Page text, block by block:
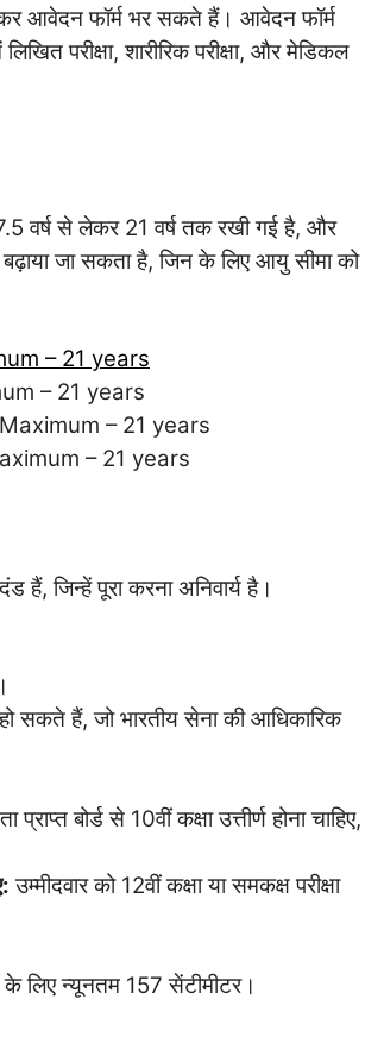
आवेदन फॉर्म भर सकते हैं। आवेदन फॉर्म
परीक्षा, शारीरिक परीक्षा, और मेडिकल
वर्ष से लेकर 21 वर्ष तक रखी गई है, और
जा सकता है, जिन के लिए आयु सीमा को
– 21 years
– 21 years
Maximum – 21 years
– 21 years
हैं, जिन्हें पूरा करना अनिवार्य है।
सकते हैं, जो भारतीय सेना की आधिकारिक
प्राप्त बोर्ड से 10वीं कक्षा उत्तीर्ण होना चाहिए,
उम्मीदवार को 12वीं कक्षा या समकक्ष परीक्षा
लिए न्यूनतम 157 सेंटीमीटर।